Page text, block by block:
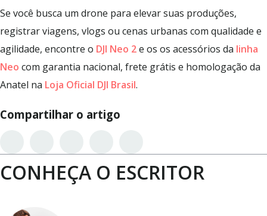
Se você busca um drone para elevar suas produções,
registrar viagens, vlogs ou cenas urbanas com qualidade e
agilidade, encontre o DJI Neo 2e os os acessórios da linha
Neo com garantia nacional, frete grátis e homologação da
Anatel na Loja Oficial DJI Brasil.
Compartilhar o artigo
CONHEÇA O ESCRITOR